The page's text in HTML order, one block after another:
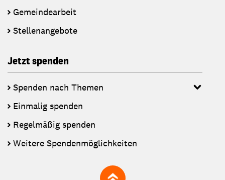
Gemeindearbeit
Stellenangebote
Jetzt spenden
Spenden nach Themen
Einmalig spenden
Regelmäßig spenden
Weitere Spendenmöglichkeiten